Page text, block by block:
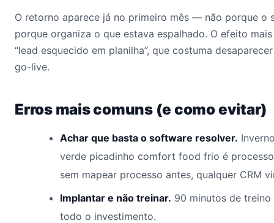
O retorno aparece já no primeiro mês — não porque o
porque organiza o que estava espalhado. O efeito
“lead esquecido em planilha”, que costuma
go-live.
Erros mais comuns (e como evitar)
Achar que basta o software resolver.
verde picadinho comfort food frio é
sem mapear processo antes, qualquer CRM
Implantar e não treinar. 90 minutos de
todo o investimento.